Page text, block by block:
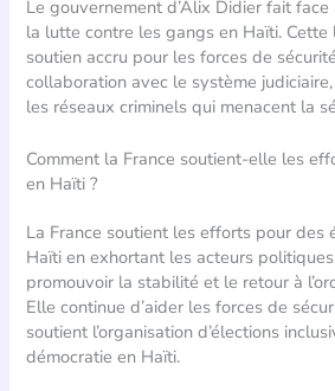
Le gouvernement d’Alix Didier fait
la lutte contre les gangs en Haïti. Cette
soutien accru pour les forces de
collaboration avec le système
les réseaux criminels qui menacent la
Comment la France soutient-elle les
en Haïti ?
La France soutient les efforts pour des
Haïti en exhortant les acteurs
promouvoir la stabilité et le retour à
Elle continue d’aider les forces de
soutient l’organisation d’élections
démocratie en Haïti.